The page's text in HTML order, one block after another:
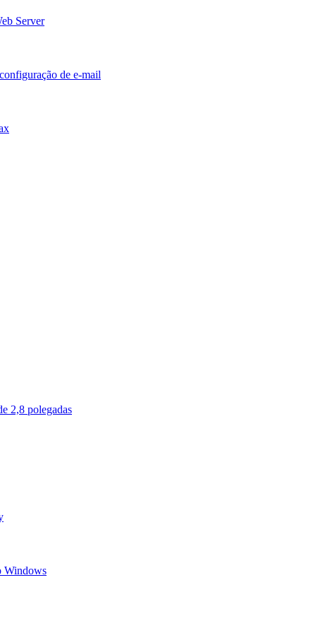
Server
de e-mail
2,8 polegadas
Windows